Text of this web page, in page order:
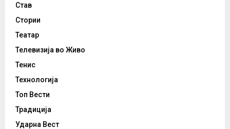
Став
Стории
Театар
Телевизија во Живо
Тенис
Технологија
Топ Вести
Традиција
Ударна Вест